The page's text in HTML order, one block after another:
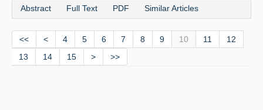
Abstract Full Text PDF Similar Articles
<< < 4 5 6 7 8 9 10 11
12
13
14 15 > >>